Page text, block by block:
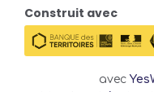
Construit avec
avec